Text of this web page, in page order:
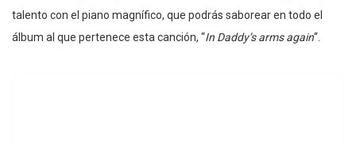
talento con el piano magnífico, que podrás saborear en todo el
álbum al que pertenece esta canción, “In Daddy’s arms again“.